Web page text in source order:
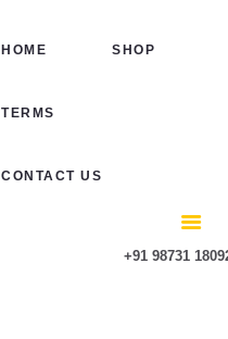
HOME SHOP
TERMS
CONTACT US
+91 98731